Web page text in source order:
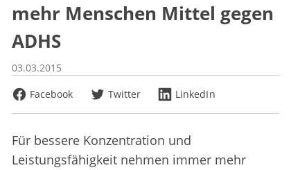
mehr Menschen Mittel gegen
ADHS
03.03.2015
Facebook
Twitter LinkedIn
Für bessere Konzentration und
Leistungsfähigkeit nehmen immer mehr